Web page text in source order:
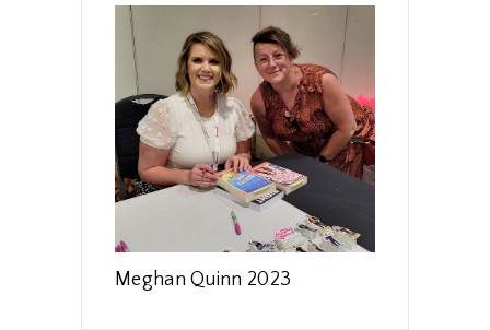
Meghan Quinn 2023